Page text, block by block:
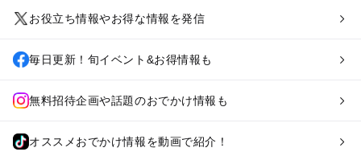
お役立ち情報やお得な情報を発信
毎日更新！旬イベント&お得情報も
無料招待企画や話題のおでかけ情報も
オススメおでかけ情報を動画で紹介！